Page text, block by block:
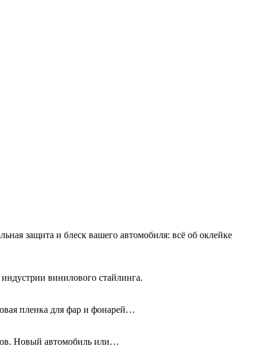
защита и блеск вашего автомобиля: всё об оклейке
винилового стайлинга.
пленка для фар и фонарей…
Новый автомобиль или…